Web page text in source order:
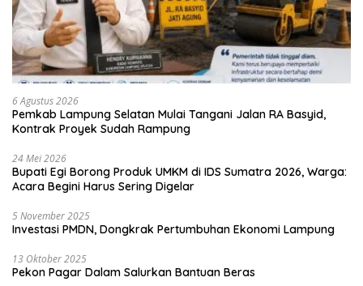
6 Agustus 2026
Pemkab Lampung Selatan Mulai Tangani Jalan RA Basyid,
Kontrak Proyek Sudah Rampung
24 Mei 2026
Bupati Egi Borong Produk UMKM di IDS Sumatra 2026, Warga:
Acara Begini Harus Sering Digelar
5 November 2025
Investasi PMDN, Dongkrak Pertumbuhan Ekonomi Lampung
13 Oktober 2025
Pekon Pagar Dalam Salurkan Bantuan Beras